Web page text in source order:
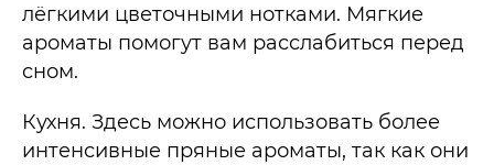
лёгкими цветочными нотками. Мягкие
ароматы помогут вам расслабиться перед
сном.
Кухня. Здесь можно использовать более
интенсивные пряные ароматы, так как они